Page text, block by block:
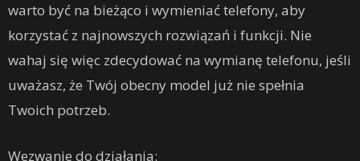
warto być na bieżąco i wymieniać telefony, aby
korzystać z najnowszych rozwiązań i funkcji. Nie
wahaj się więc zdecydować na wymianę telefonu, jeśli
uważasz, że Twój obecny model już nie spełnia
Twoich potrzeb.
Wezwanie do działania: